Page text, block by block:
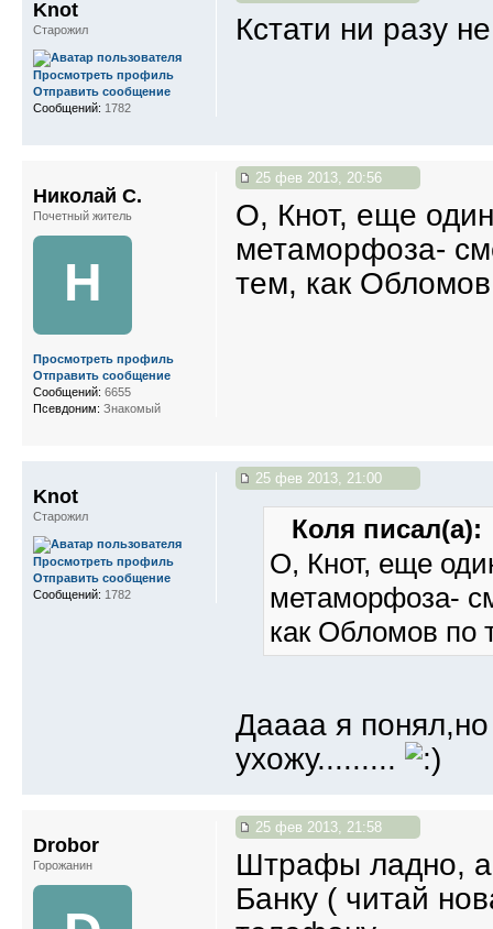
Кстати ни разу
Knot
Старожил
Просмотреть профиль
Отправить сообщение
Сообщений: 1782
25 фев 2013, 20:56
О, Кнот, еще
метаморфоза-
тем, как
Николай С.
Почетный житель
Н
Просмотреть профиль
Отправить сообщение
Сообщений: 6655
Псевдоним: Знакомый
25 фев 2013, 21:00
Коля писал(а):
О, Кнот, еще
метаморфоза-
как Обломов по
Даааа я
ухожу.........
Knot
Старожил
Просмотреть профиль
Отправить сообщение
Сообщений: 1782
25 фев 2013, 21:58
Штрафы ладно, а
Банку ( читай
Drobor
Горожанин